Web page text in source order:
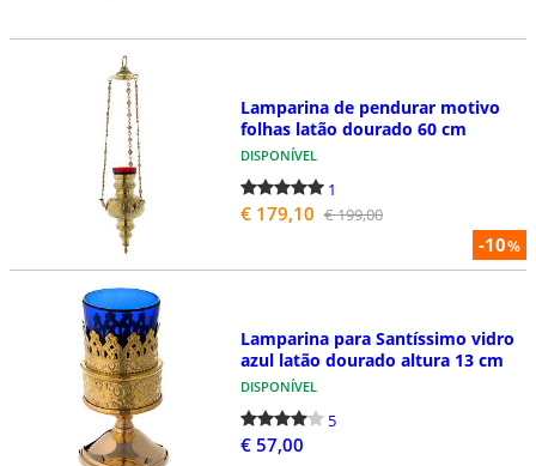
-10%
Lamparina de pendurar motivo
folhas latão dourado 60 cm
DISPONÍVEL
1
€ 179,10 € 199,00
Lamparina para Santíssimo vidro
azul latão dourado altura 13 cm
DISPONÍVEL
5
€ 57,00